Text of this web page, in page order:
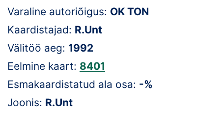
Kalender
Koondised
Tule klubisse!
Tulemused
Varaline autoriõigus: OK TON
Kaardistajad: R.Unt
Välitöö aeg: 1992
Eelmine kaart: 8401
Esmakaardistatud ala osa: -%
Joonis: R.Unt